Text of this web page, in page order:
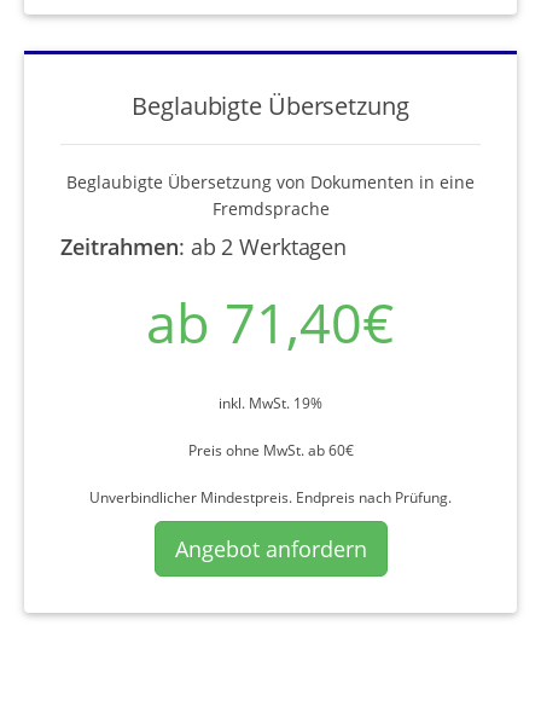
Beglaubigte Übersetzung
Beglaubigte Übersetzung von Dokumenten in eine
Fremdsprache
Zeitrahmen: ab 2 Werktagen
ab 71,40€
inkl. MwSt. 19%
Preis ohne MwSt. ab 60€
Unverbindlicher Mindestpreis. Endpreis nach Prüfung.
Angebot anfordern